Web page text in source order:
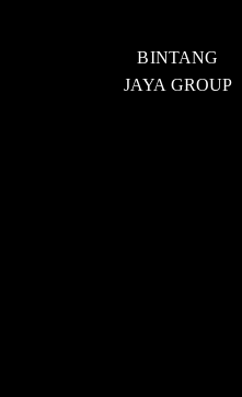
BINTANG
JAYA GROUP